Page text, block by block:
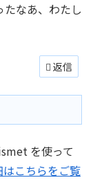
なあ、わたし
返信
を使って
こちらをご覧